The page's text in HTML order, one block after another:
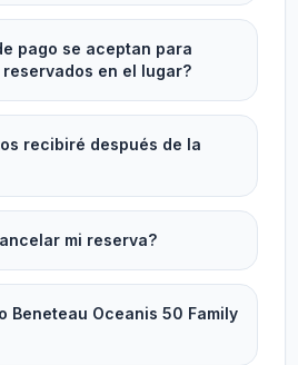
pago se aceptan para
en el lugar?
recibiré después de la
mi reserva?
Beneteau Oceanis 50 Family